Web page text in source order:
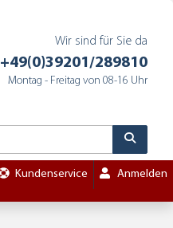
Wir sind für Sie da
+49(0)39201/289810
Montag - Freitag von 08-16 Uhr
Kundenservice Anmelden